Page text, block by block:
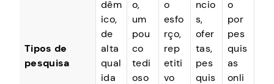
Tipos de
pesquisa
dêm
ico,
de
alta
qual
ida
o,
um
pou
co
tedi
oso
o
esfo
rço,
rep
etiti
vo
ncio
s,
ofer
tas,
pes
quis
o
por
pes
quis
as
onli